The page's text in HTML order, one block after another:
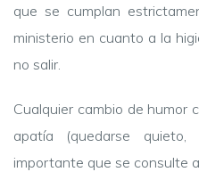
que se cumplan
ministerio en cuanto a la
no salir.
Cualquier cambio de humor
apatía (quedarse
importante que se consulte